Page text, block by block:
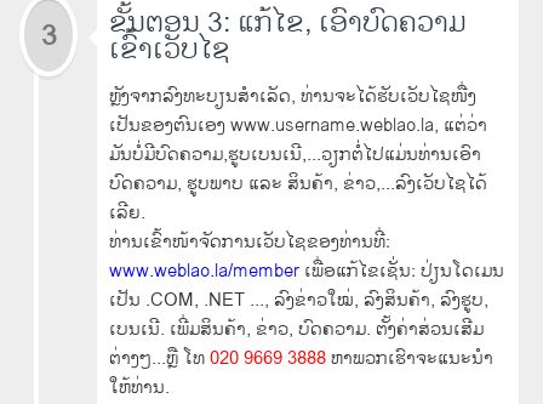
3 ຂັ້ນຕອນ 3: ແກ້ໄຂ, ເອົາບົດຄວາມ
ເຂົ້າເວັບໄຊ
ຫຼັງຈາກລົງທະບຽນສໍາເລັດ, ທ່ານຈະໄດ້ຮັບເວັບໄຊໜື່ງ
ເປັນຂອງຕົນເອງ www.username.weblao.la, ແຕ່ວ່າ
ມັນບໍ່ມີບົດຄວາມ,ຮູບເບນເນີ,...ວຽກຕໍ່ໄປແມ່ນທ່ານເອົາ
ບົດຄວາມ, ຮູບພາບ ແລະ ສິນຄ້າ, ຂ່າວ,...ລົງເວັບໄຊໄດ້
ເລີຍ.
ທ່ານເຂົ້າໜ້າຈັດການເວັບໄຊຂອງທ່ານທີ່:
www.weblao.la/member ເພື່ອແກ້ໄຂເຊັ່ນ: ປ່ຽນໂດເມນ
ເປັນ .COM, .NET ..., ລົງຂ່າວໃໝ່, ລົງສິນຄ້າ, ລົງຮູບ,
ເບນເນີ. ເພີ່ມສິນຄ້າ, ຂ່າວ, ບົດຄວາມ. ຕັ້ງຄ່າສ່ວນເສີມ
ຕ່າງໆ...ຫຼື ໂທ020 9669 3888ຫາພວກເຮົາຈະແນະນໍາ
ໃຫ້ທ່ານ.